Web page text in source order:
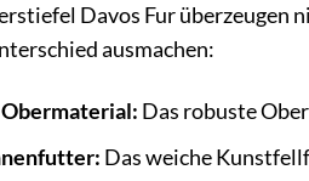
Davos Fur überzeugen
ausmachen:
Das robuste
Das weiche